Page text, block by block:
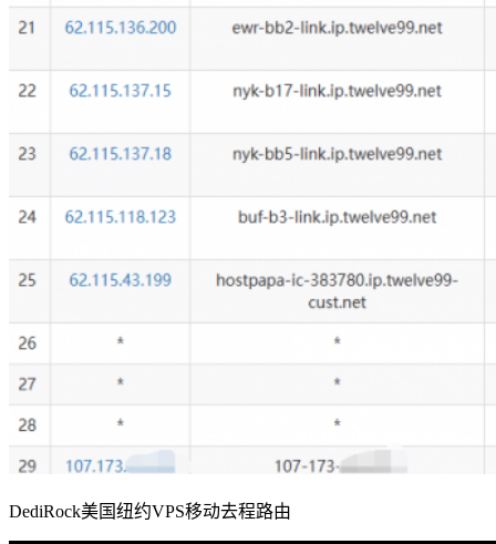
DediRock美国纽约VPS移动去程路由